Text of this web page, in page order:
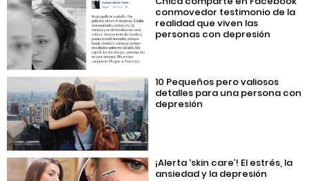
conmovedor testimonio de la
realidad que viven las
personas con depresión
10 Pequeños pero valiosos
detalles para una persona con
depresión
¡Alerta ‘skin care’! El estrés, la
ansiedad y la depresión